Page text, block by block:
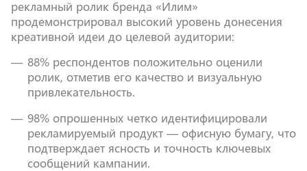
рекламный ролик бренда «Илим»
продемонстрировал высокий уровень донесения
креативной идеи до целевой аудитории:
88% респондентов положительно оценили
ролик, отметив его качество и визуальную
привлекательность.
98% опрошенных четко идентифицировали
рекламируемый продукт — офисную бумагу, что
подтверждает ясность и точность ключевых
сообщений кампании.